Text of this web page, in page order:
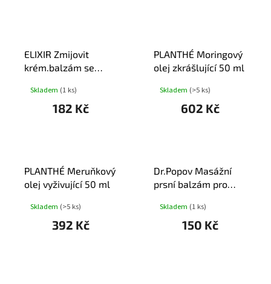
ELIXIR Zmijovit
krém.balzám se
Skladem (1 ks)
182 Kč
PLANTHÉ Moringový
olej zkrášlující 50 ml
Skladem (>5 ks)
602 Kč
PLANTHÉ Meruňkový
olej vyživující 50 ml
Skladem (>5 ks)
392 Kč
Dr.Popov Masážní
prsní balzám pro
Skladem (1 ks)
150 Kč